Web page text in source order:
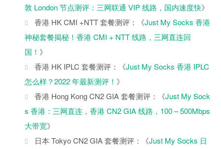
敦 London 节点测评：三网联通 VIP 线路，国内速度快》
香港 HK CMI +NTT 套餐测评：《Just My Socks 香港
神秘套餐揭秘！香港 CMI + NTT 线路，三网直连回
国！ 》
香港 HK IPLC 套餐测评：《Just My Socks 香港 IPLC
怎么样？2022 年最新测评！ 》
香港 Hong Kong CN2 GIA 套餐测评：《Just My Sock
s 香港：三网直连，香港 CN2 GIA 线路，100 – 500Mbps
大带宽》
日本 Tokyo CN2 GIA 套餐测评：《Just My Socks 日